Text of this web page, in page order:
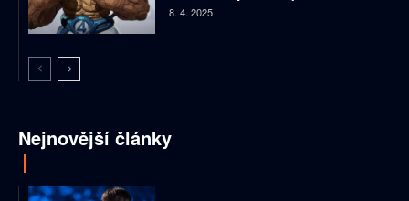
8. 4. 2025
Nejnovější články